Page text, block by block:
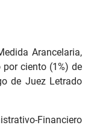
Arancelaria,
ciento (1%) de
de Juez Letrado
Financiero